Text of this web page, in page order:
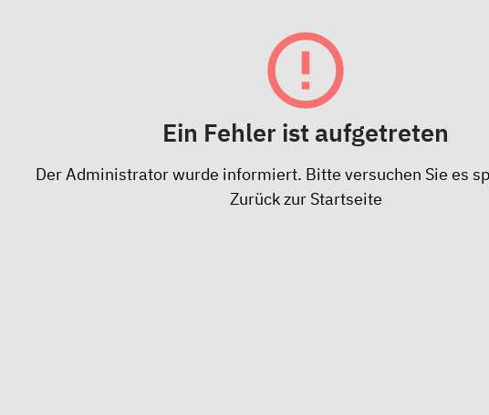
Ein Fehler ist aufgetreten
Der Administrator wurde informiert. Bitte versuchen Sie es
Zurück zur Startseite